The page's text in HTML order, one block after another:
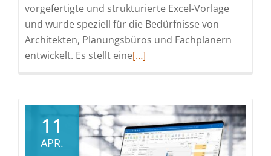
vorgefertigte und strukturierte Excel-Vorlage
und wurde speziell für die Bedürfnisse von
Architekten, Planungsbüros und Fachplanern
entwickelt. Es stellt eineRead
Excel-
LV-
Generator:
[…]
11
APR.